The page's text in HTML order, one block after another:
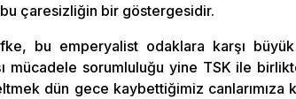
çaresizliğin bir göstergesidir.
bu emperyalist odaklara karşı büyük
mücadele sorumluluğu yine TSK ile
dün gece kaybettiğimiz canlarımıza